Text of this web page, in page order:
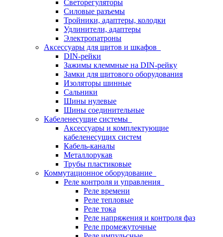
Светорегуляторы
Силовые разъемы
Тройники, адаптеры, колодки
Удлинители, адаптеры
Электропатроны
Аксессуары для щитов и шкафов
DIN-рейки
Зажимы клеммные на DIN-рейку
Замки для щитового оборудования
Изоляторы шинные
Сальники
Шины нулевые
Шины соединительные
Кабеленесущие системы
Аксессуары и комплектующие
кабеленесущих систем
Кабель-каналы
Металлорукав
Трубы пластиковые
Коммутационное оборудование
Реле контроля и управления
Реле времени
Реле тепловые
Реле тока
Реле напряжения и контроля фаз
Реле промежуточные